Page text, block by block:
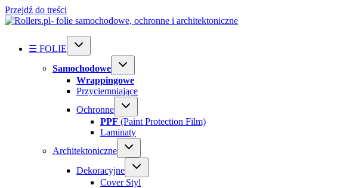
Przejdź do treści
☰ FOLIE
Samochodowe
Wrappingowe
Przyciemniające
Ochronne
PPF (Paint Protection Film)
Laminaty
Architektoniczne
Dekoracyjne
Cover Styl